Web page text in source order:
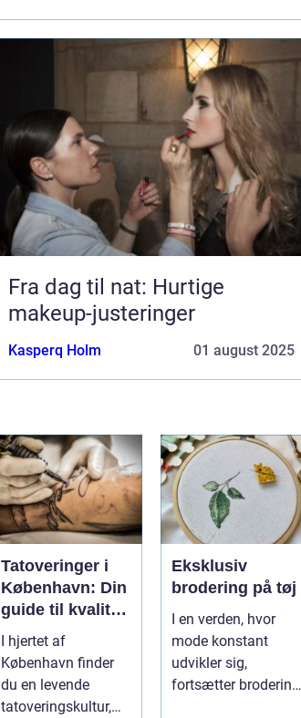
Fra dag til nat: Hurtige
makeup-justeringer
Kasperq Holm 01 august 2025
Tatoveringer i
København: Din
guide til kvalitet
og kreativitet
I hjertet af
København finder
du en levende
tatoveringskultur,
Eksklusiv
brodering på tøj
I en verden, hvor
mode konstant
udvikler sig,
fortsætter brodering